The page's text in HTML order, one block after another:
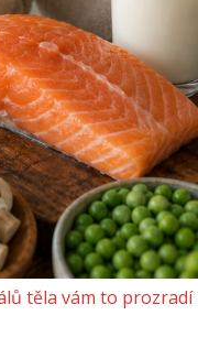
těla vám to prozradí